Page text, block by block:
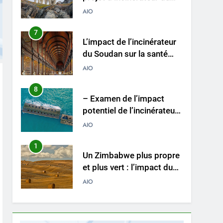
L’impact de l’incinérateur
du Soudan sur la santé
environnementale
8
– Examen de l’impact
potentiel de l’incinérateur
publique et
l’environnement
1
Un Zimbabwe plus propre
et plus vert : l’impact du
pays
2
Le projet d’incinérateur de
Vanuatu : une solution
l’environnement ?